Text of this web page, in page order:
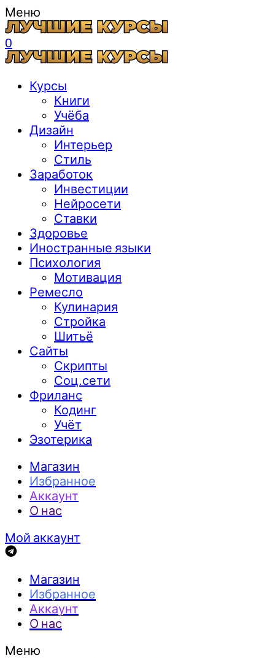
Меню
0
Курсы
Книги
Учёба
Дизайн
Интерьер
Стиль
Заработок
Инвестиции
Нейросети
Ставки
Здоровье
Иностранные языки
Психология
Мотивация
Ремесло
Кулинария
Стройка
Шитьё
Сайты
Скрипты
Соц.сети
Фриланс
Кодинг
Учёт
Эзотерика
Магазин
Избранное
Аккаунт
О нас
Мой аккаунт
Магазин
Избранное
Аккаунт
О нас
Меню